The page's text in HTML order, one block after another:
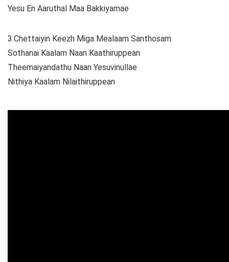
Yesu En Aaruthal Maa Bakkiyamae
3.Chettaiyin Keezh Miga Mealaam Santhosam
Sothanai Kaalam Naan Kaathiruppean
Theemaiyandathu Naan Yesuvinullae
Nithiya Kaalam Nilaithiruppean